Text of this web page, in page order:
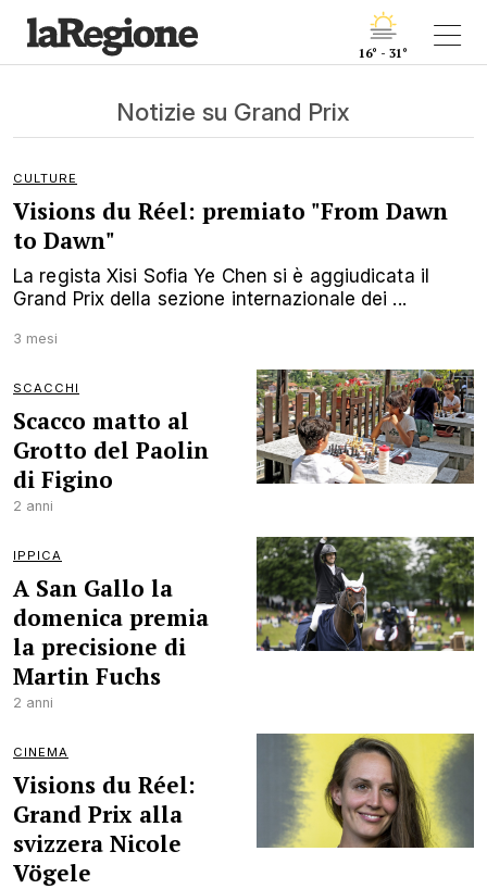
16° - 31°
Notizie su Grand Prix
CULTURE
Visions du Réel: premiato "From Dawn
to Dawn"
La regista Xisi Sofia Ye Chen si è aggiudicata il
Grand Prix della sezione internazionale dei ...
3 mesi
SCACCHI
Scacco matto al
Grotto del Paolin
di Figino
2 anni
IPPICA
A San Gallo la
domenica premia
la precisione di
Martin Fuchs
2 anni
CINEMA
Visions du Réel:
Grand Prix alla
svizzera Nicole
Vögele